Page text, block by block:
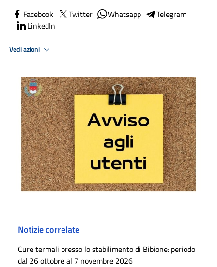
Facebook Twitter Whatsapp
Telegram
LinkedIn
Vedi azioni
Notizie correlate
Cure termali presso lo stabilimento di Bibione: periodo
dal 26 ottobre al 7 novembre 2026